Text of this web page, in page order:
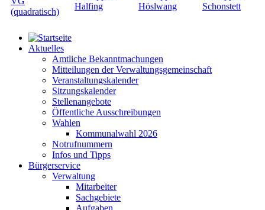
Aktuelles
Amtliche Bekanntmachungen
Mitteilungen der Verwaltungsgemeinschaft
Veranstaltungskalender
Sitzungskalender
Stellenangebote
Öffentliche Ausschreibungen
Wahlen
Kommunalwahl 2026
Notrufnummern
Infos und Tipps
Bürgerservice
Verwaltung
Mitarbeiter
Sachgebiete
Aufgaben